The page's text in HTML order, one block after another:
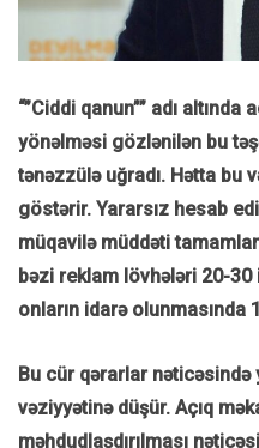
“”Ciddi qanun”” adı altında
yönəlməsi gözlənilən bu
tənəzzülə uğradı. Hətta bu
göstərir. Yararsız hesab
müqavilə müddəti
bəzi reklam lövhələri 20-
onların idarə olunmasında
Bu cür qərarlar
vəziyyətinə düşür. Açıq
məhdudlaşdırılması